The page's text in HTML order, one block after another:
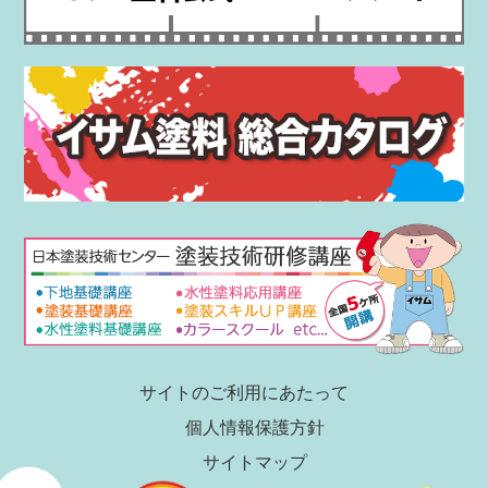
サイトのご利用にあたって
個人情報保護方針
サイトマップ